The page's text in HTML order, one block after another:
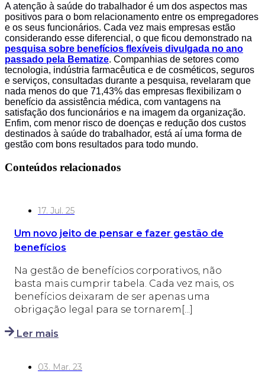
A atenção à saúde do trabalhador é um dos aspectos mas
positivos para o bom relacionamento entre os empregadores
e os seus funcionários. Cada vez mais empresas estão
considerando esse diferencial, o que ficou demonstrado na
pesquisa sobre benefícios flexíveis divulgada no ano
passado pela Bematize. Companhias de setores como
tecnologia, indústria farmacêutica e de cosméticos, seguros
e serviços, consultadas durante a pesquisa, revelaram que
nada menos do que 71,43% das empresas flexibilizam o
benefício da assistência médica, com vantagens na
satisfação dos funcionários e na imagem da organização.
Enfim, com menor risco de doenças e redução dos custos
destinados à saúde do trabalhador, está aí uma forma de
gestão com bons resultados para todo mundo.
Conteúdos relacionados
17. Jul. 25
Um novo jeito de pensar e fazer gestão de
benefícios
Na gestão de benefícios corporativos, não
basta mais cumprir tabela. Cada vez mais, os
benefícios deixaram de ser apenas uma
obrigação legal para se tornarem[...]
Ler mais
03. Mar. 23